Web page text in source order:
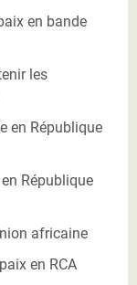
en bande
les
en République
République
africaine
en RCA